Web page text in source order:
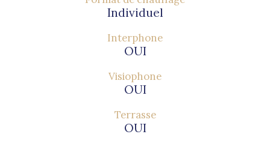
Individuel
Interphone
OUI
Visiophone
OUI
Terrasse
OUI